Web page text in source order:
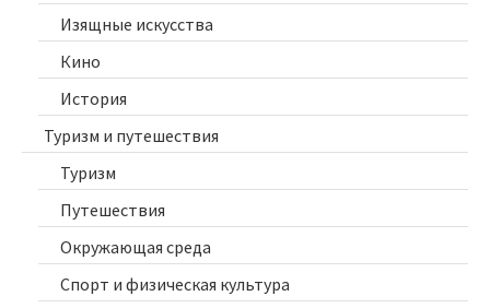
Изящные искусства
Кино
История
Туризм и путешествия
Туризм
Путешествия
Окружающая среда
Спорт и физическая культура